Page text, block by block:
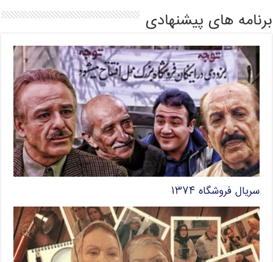
برنامه های پیشنهادی
سریال فروشگاه ۱۳۷۴